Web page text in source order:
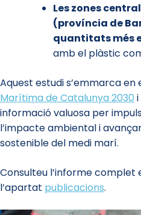
Les zones
(província de
quantitats més
amb el plàstic
Aquest estudi s’emmarca en
Marítima de Catalunya 2030
informació valuosa per
l’impacte ambiental i
sostenible del medi marí.
Consulteu l’informe complet
l’apartat publicacions.